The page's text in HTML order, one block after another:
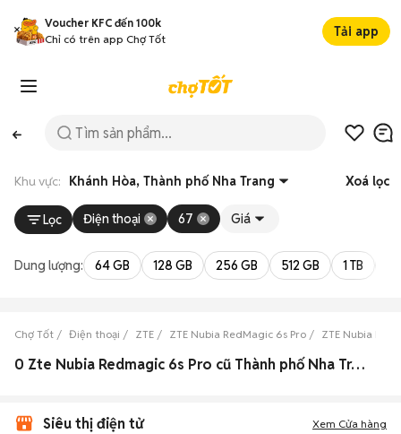
Voucher KFC đến 100k
Chỉ có trên app Chợ Tốt
Tải app
Khu vực: Khánh Hòa, Thành phố Nha Trang Xoá lọc
Lọc Điện thoại 67 Giá
Dung lượng: 64 GB 128 GB 256 GB 512 GB 1 TB
Chợ Tốt Điện thoại ZTE ZTE Nubia RedMagic 6s Pro ZTE Nubia
0 Zte Nubia Redmagic 6s Pro cũ Thành phố Nha Trang, Khánh Hòa đẹp
Siêu thị điện tử Xem Cửa hàng